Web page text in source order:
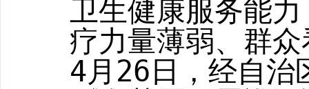
卫生健康服务能
疗力量薄弱、群
4月 26 日，经自